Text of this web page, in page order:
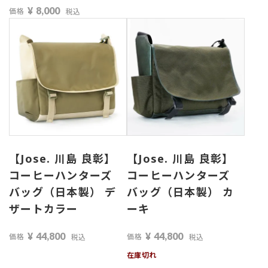
価格 ¥ 8,000 税込
【Jose. 川島 良彰】
コーヒーハンターズ
バッグ（日本製） デ
ザートカラー
価格 ¥ 44,800 税込
【Jose. 川島 良彰】
コーヒーハンターズ
バッグ（日本製） カ
ーキ
価格 ¥ 44,800
税込
在庫切れ